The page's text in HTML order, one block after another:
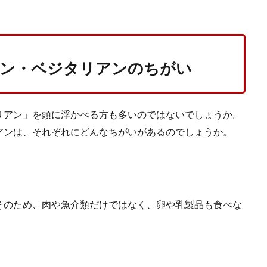
・ベジタリアンのちがい
ン」を頭に浮かべる方も多いのではないでしょうか。
は、それぞれにどんなちがいがあるのでしょうか。
ため、肉や魚介類だけではなく、卵や乳製品も食べな